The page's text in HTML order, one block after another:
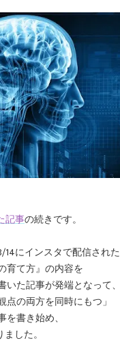
記事の続きです。
14にインスタで配信された
育て方』の内容を
た記事が発端となって、
点の両方を同時にもつ」
書き始め、
した。